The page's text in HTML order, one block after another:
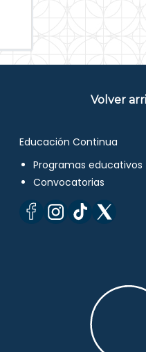
Volver
Educación Continua
Programas educativos
Convocatorias